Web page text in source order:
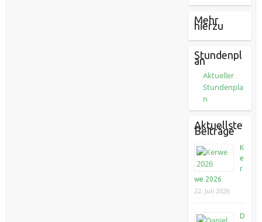
Mehr
hierzu
Stundenpl
an
Aktueller
Stundenpla
n
Aktuellste
Beiträge
K
e
r
we 2026
22. Juli 2026
D